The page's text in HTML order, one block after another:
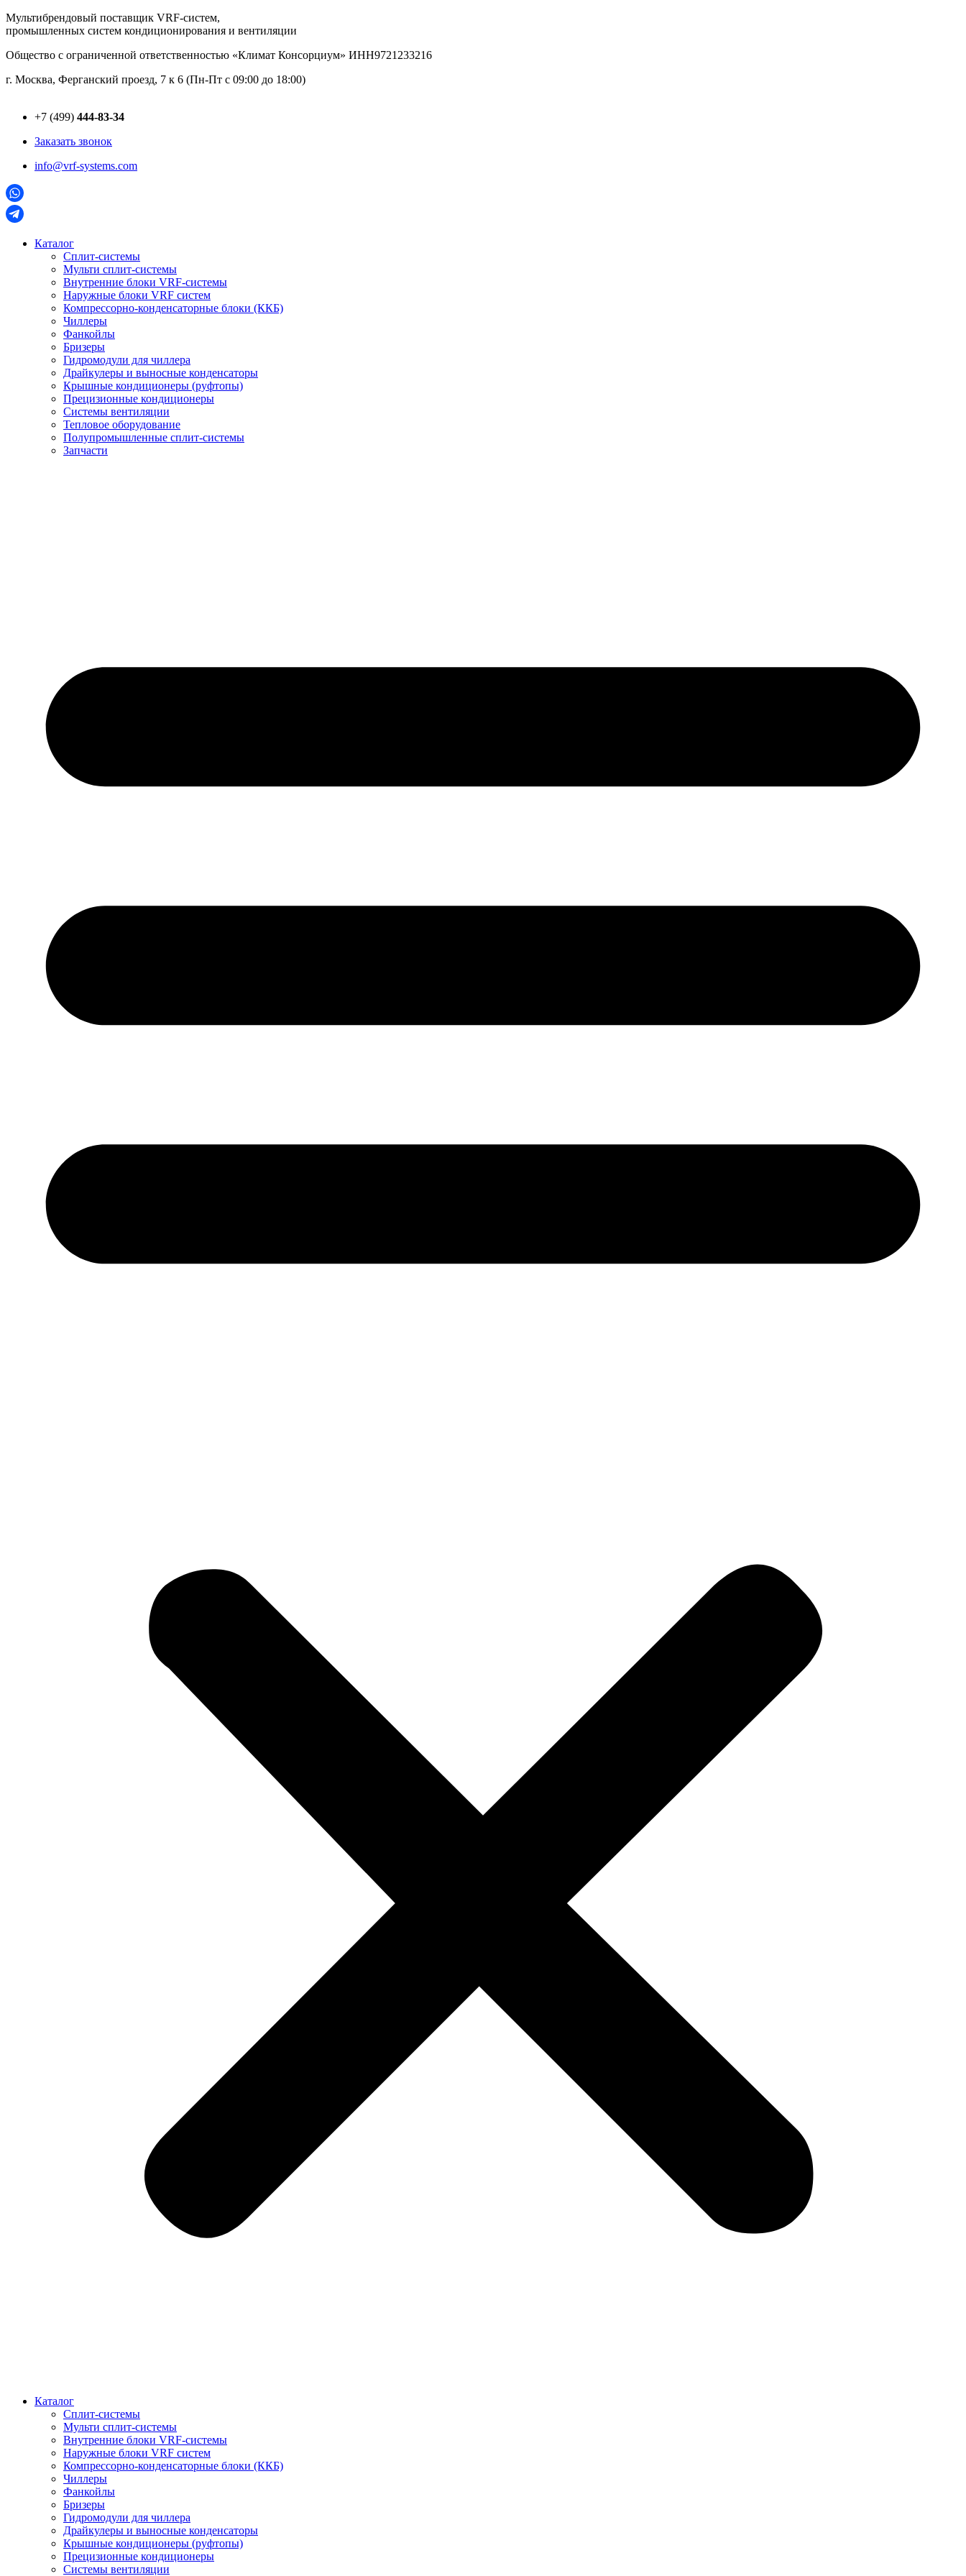
Перейти
к
Мультибрендовый поставщик VRF-cистем,
промышленных систем кондиционирования и вентиляции
Общество с ограниченной ответственностью «Климат Консорциум» ИНН9721233216
г. Москва, Ферганский проезд, 7 к 6 (Пн-Пт с 09:00 до 18:00)
+7 (499) 444-83-34
Заказать звонок
info@vrf-systems.com
Каталог
Сплит-системы
Мульти сплит-системы
Внутренние блоки VRF-cистемы
Наружные блоки VRF cистем
Компрессорно-конденсаторные блоки (ККБ)
Чиллеры
Фанкойлы
Бризеры
Гидромодули для чиллера
Драйкулеры и выносные конденсаторы
Крышные кондиционеры (руфтопы)
Прецизионные кондиционеры
Системы вентиляции
Тепловое оборудование
Полупромышленные сплит-системы
Запчасти
Каталог
Сплит-системы
Мульти сплит-системы
Внутренние блоки VRF-cистемы
Наружные блоки VRF cистем
Компрессорно-конденсаторные блоки (ККБ)
Чиллеры
Фанкойлы
Бризеры
Гидромодули для чиллера
Драйкулеры и выносные конденсаторы
Крышные кондиционеры (руфтопы)
Прецизионные кондиционеры
Системы вентиляции